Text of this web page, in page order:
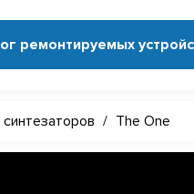
ремонтируемых
/ The One